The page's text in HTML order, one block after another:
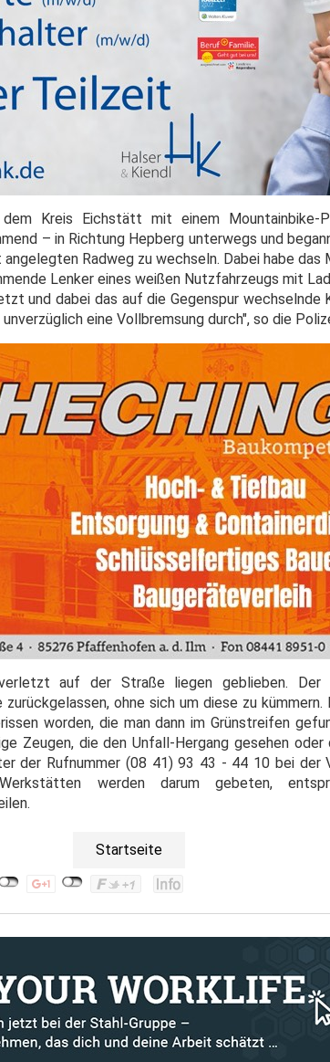
Kreis Eichstätt mit einem Mountainbike-
– in Richtung Hepberg unterwegs und
Radweg zu wechseln. Dabei habe
Lenker eines weißen Nutzfahrzeugs mit
und dabei das auf die Gegenspur wechselnde
eine Vollbremsung durch", so die
auf der Straße liegen geblieben. Der
ohne sich um diese zu kümmern.
worden, die man dann im Grünstreifen
Zeugen, die den Unfall-Hergang gesehen
der Rufnummer (08 41) 93 43 - 44 10 bei der
werden darum gebeten,
Startseite